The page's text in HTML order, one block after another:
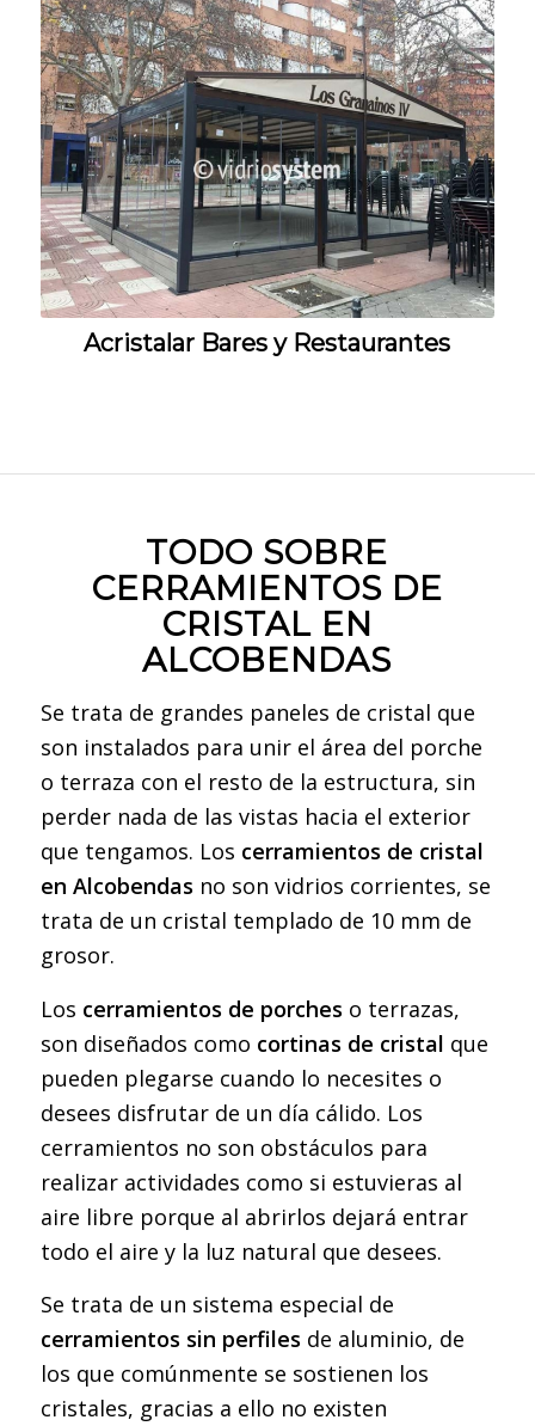
Acristalar Bares y Restaurantes
TODO SOBRE
CERRAMIENTOS DE
CRISTAL EN
ALCOBENDAS
Se trata de grandes paneles de cristal que
son instalados para unir el área del porche
o terraza con el resto de la estructura, sin
perder nada de las vistas hacia el exterior
que tengamos. Los cerramientos de cristal
en Alcobendas no son vidrios corrientes, se
trata de un cristal templado de 10 mm de
grosor.
Los cerramientos de porches o terrazas,
son diseñados como cortinas de cristal que
pueden plegarse cuando lo necesites o
desees disfrutar de un día cálido. Los
cerramientos no son obstáculos para
realizar actividades como si estuvieras al
aire libre porque al abrirlos dejará entrar
todo el aire y la luz natural que desees.
Se trata de un sistema especial de
cerramientos sin perfiles de aluminio, de
los que comúnmente se sostienen los
cristales, gracias a ello no existen